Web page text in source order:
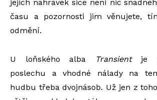
jejich nahrávek sice není nic
času a pozornosti jim věnujete,
odmění.
U loňského alba Transientje
poslechu a vhodné nálady na
hudbu třeba dvojnásob. Už jen z